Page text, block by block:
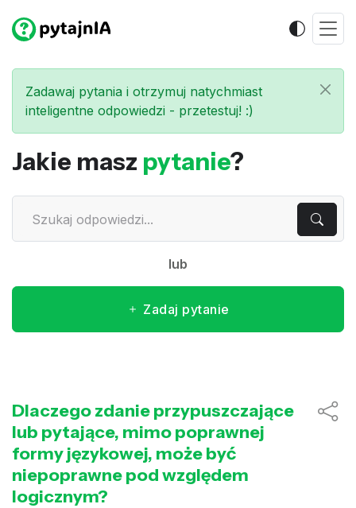
Zadawaj pytania i otrzymuj natychmiast
inteligentne odpowiedzi - przetestuj! :)
Jakie masz pytanie?
lub
Zadaj pytanie
Dlaczego zdanie przypuszczające
lub pytające, mimo poprawnej
formy językowej, może być
niepoprawne pod względem
logicznym?